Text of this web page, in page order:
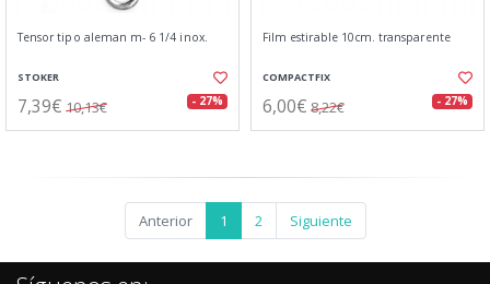
Tensor tipo aleman m- 6 1/4 inox.
STOKER
7,39€ 10,13€ - 27%
Film estirable 10cm. transparente
COMPACTFIX
6,00€ 8,22€ - 27%
Anterior 1 2 Siguiente